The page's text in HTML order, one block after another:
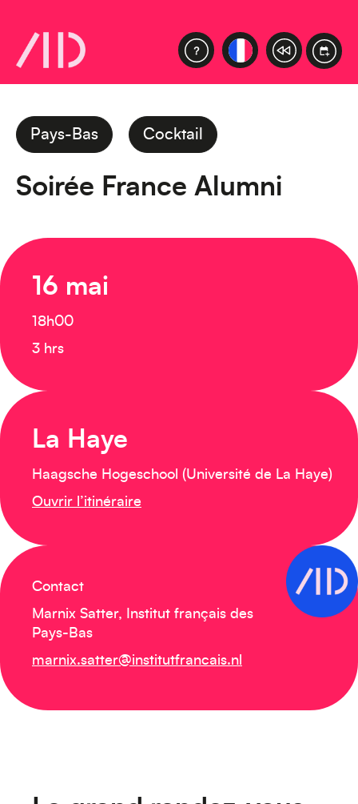
Pays-Bas Cocktail
Soirée France Alumni
16 mai
18h00
3 hrs
La Haye
Haagsche Hogeschool (Université de La Haye)
Ouvrir l’itinéraire
Contact
Marnix Satter, Institut français des
Pays-Bas
marnix.satter@institutfrancais.nl